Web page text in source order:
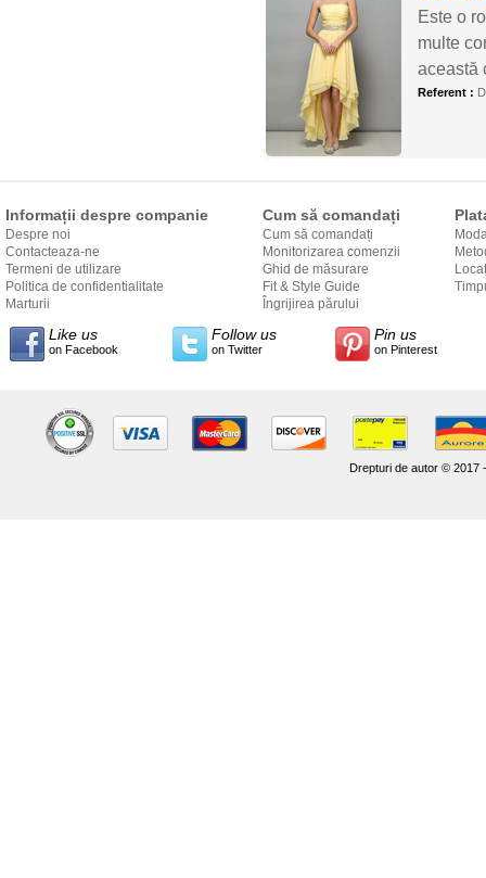
Este o
multe
această
Referent :
Informații despre companie
Despre noi
Contacteaza-ne
Termeni de utilizare
Politica de confidentialitate
Marturii
Cum să comandați
Cum să comandați
Monitorizarea comenzii
Ghid de măsurare
Fit & Style Guide
Îngrijirea părului
către
Like us
on Facebook
Follow us
on Twitter
Pin us
on Pinterest
Drepturi de autor © 2017